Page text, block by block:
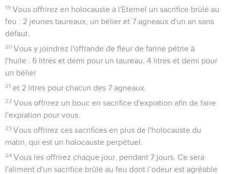
19 Vous offrirez en holocauste à l'Eternel un sacrifice brûlé au
feu : 2 jeunes taureaux, un bélier et 7 agneaux d'un an sans
défaut.
20 Vous y joindrez l'offrande de fleur de farine pétrie à
l'huile : 6 litres et demi pour un taureau, 4 litres et demi pour
un bélier
21 et 2 litres pour chacun des 7 agneaux.
22 Vous offrirez un bouc en sacrifice d'expiation afin de faire
l'expiation pour vous.
23 Vous offrirez ces sacrifices en plus de l'holocauste du
matin, qui est un holocauste perpétuel.
24 Vous les offrirez chaque jour, pendant 7 jours. Ce sera
l'aliment d'un sacrifice brûlé au feu dont l’odeur est agréable